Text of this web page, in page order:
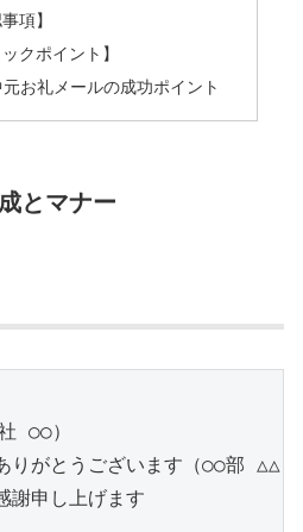
項】
クポイント】
お礼メールの成功ポイント
とマナー
○○）
りがとうございます（○○部 △△）
謝申し上げます